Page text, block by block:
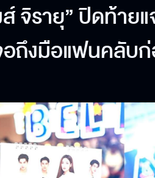
ส์ จิรายุ” ปิดท้า
ถึงมือแฟนคลับก่